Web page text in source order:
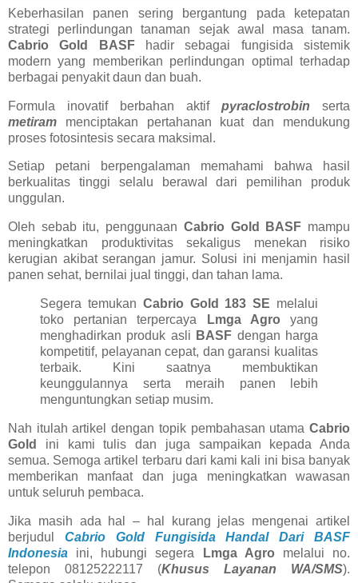
Keberhasilan panen sering bergantung pada ketepatan
strategi perlindungan tanaman sejak awal masa tanam.
Cabrio Gold BASFhadir sebagai fungisida sistemik
modern yang memberikan perlindungan optimal terhadap
berbagai penyakit daun dan buah.
Formula inovatif berbahan aktif pyraclostrobin serta
metiram menciptakan pertahanan kuat dan mendukung
proses fotosintesis secara maksimal.
Setiap petani berpengalaman memahami bahwa hasil
berkualitas tinggi selalu berawal dari pemilihan produk
unggulan.
Oleh sebab itu, penggunaan Cabrio Gold BASF mampu
meningkatkan produktivitas sekaligus menekan risiko
kerugian akibat serangan jamur. Solusi ini menjamin hasil
panen sehat, bernilai jual tinggi, dan tahan lama.
Segera temukan Cabrio Gold 183 SE melalui
toko pertanian terpercaya Lmga Agro yang
menghadirkan produk asli BASF dengan harga
kompetitif, pelayanan cepat, dan garansi kualitas
terbaik. Kini saatnya membuktikan
keunggulannya serta meraih panen lebih
menguntungkan setiap musim.
Nah itulah artikel dengan topik pembahasan utama Cabrio
Gold ini kami tulis dan juga sampaikan kepada Anda
semua. Semoga artikel terbaru dari kami kali ini bisa banyak
memberikan manfaat dan juga meningkatkan wawasan
untuk seluruh pembaca.
Jika masih ada hal – hal kurang jelas mengenai artikel
berjudul Cabrio Gold Fungisida Handal Dari BASF
Indonesia ini, hubungi segera Lmga Agro melalui no.
telepon 08125222117 (Khusus Layanan WA/SMS).